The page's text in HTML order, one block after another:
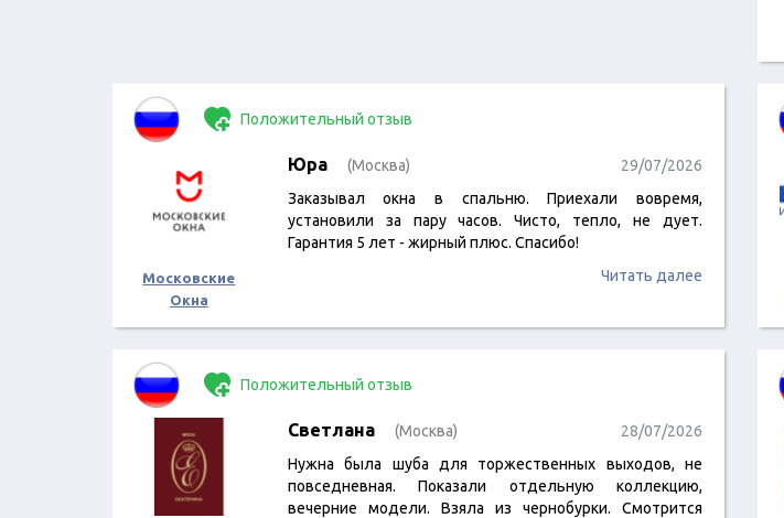
Положительный отзыв
Московские
Окна
Юра (Москва)
29/07/2026
Заказывал окна в спальню. Приехали вовремя,
установили за пару часов. Чисто, тепло, не дует.
Гарантия 5 лет - жирный плюс. Спасибо!
Читать далее
Положительный отзыв
Светлана (Москва)
28/07/2026
Нужна была шуба для торжественных выходов, не
повседневная. Показали отдельную коллекцию,
вечерние модели. Взяла из чернобурки. Смотрится